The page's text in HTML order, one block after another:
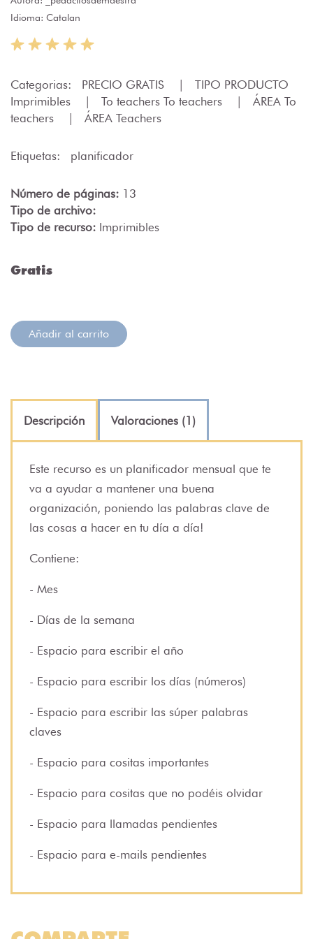
Idioma: Catalan
Categorias: PRECIO GRATIS |
TIPO PRODUCTO
Imprimibles
| To teachers To teachers |
ÁREA To
teachers
| ÁREA Teachers
Etiquetas: planificador
Número de páginas: 13
Tipo de archivo:
Tipo de recurso: Imprimibles
Gratis
Añadir al carrito
Descripción Valoraciones (1)
Este recurso es un planificador mensual que te
va a ayudar a mantener una buena
organización, poniendo las palabras clave de
las cosas a hacer en tu día a día!
Contiene:
- Mes
- Días de la semana
- Espacio para escribir el año
- Espacio para escribir los días (números)
- Espacio para escribir las súper palabras
claves
- Espacio para cositas importantes
- Espacio para cositas que no podéis olvidar
- Espacio para llamadas pendientes
- Espacio para e-mails pendientes